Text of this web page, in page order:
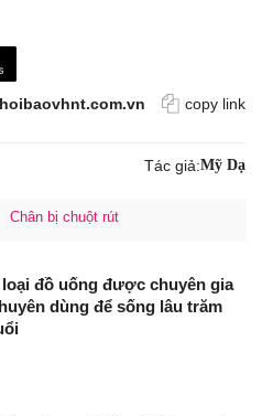
copy link
Tác giả:Mỹ Dạ
Chân bị chuột rút
loại đồ uống được chuyên gia
dùng để sống lâu trăm